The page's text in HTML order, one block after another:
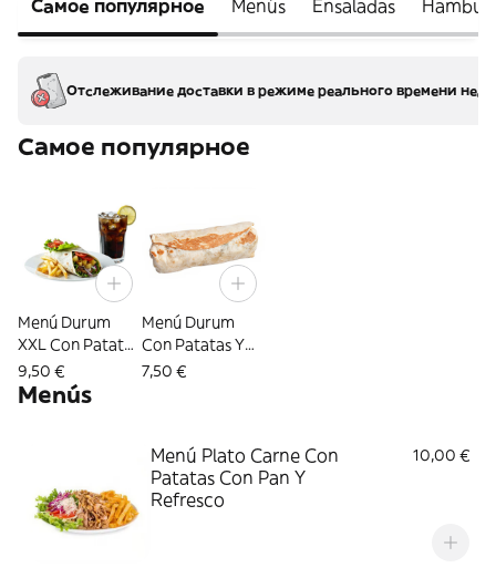
Самое популярное Menús Ensaladas
Отслеживание доставки в режиме реального времени
Самое популярное
Menú Durum
XXL Con Patatas
Y Refresco
9,50 €
Menú Durum
Con Patatas Y
Refresco
7,50 €
Menús
Menú Plato Carne Con
Patatas Con Pan Y
Refresco
10,00 €